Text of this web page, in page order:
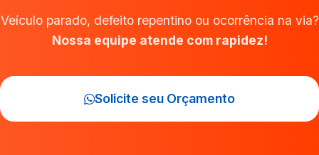
Veículo parado, defeito repentino ou ocorrência na via?
Nossa equipe atende com rapidez!
Solicite seu Orçamento